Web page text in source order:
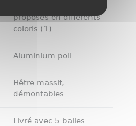
proposés en différents
coloris (1)
Aluminium poli
Hêtre massif,
démontables
Livré avec 5 balles